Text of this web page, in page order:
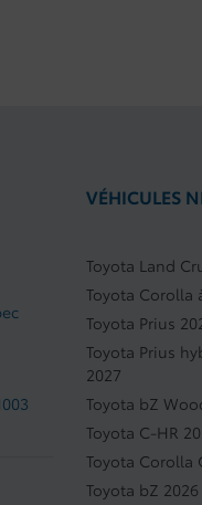
VÉHICULES
Toyota Land
Toyota Corolla
Toyota Prius
Toyota Prius
2027
Toyota bZ
Toyota C-HR
Toyota Corolla
Toyota bZ 2026